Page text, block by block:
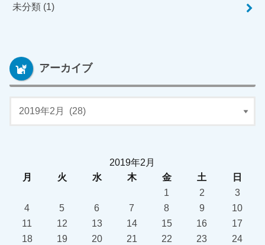
未分類 (1)
アーカイブ
2019年2月
月
火 水 木 金 土
日
1
2
3
4
5 6 7 8 9
10
11
12 13 14 15 16
17
18
19 20 21 22 23
24